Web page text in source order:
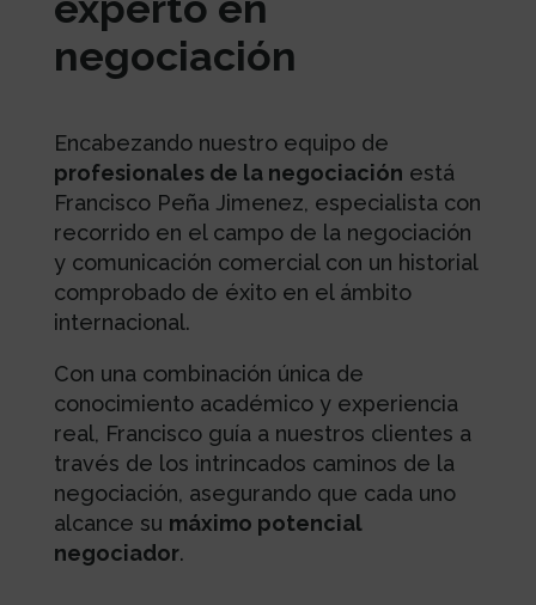
negociación
Encabezando nuestro equipo de
profesionales de la negociación está
Francisco Peña Jimenez, especialista con
recorrido en el campo de la negociación
y comunicación comercial con un historial
comprobado de éxito en el ámbito
internacional.
Con una combinación única de
conocimiento académico y experiencia
real, Francisco guía a nuestros clientes a
través de los intrincados caminos de la
negociación, asegurando que cada uno
alcance su máximo potencial
negociador.